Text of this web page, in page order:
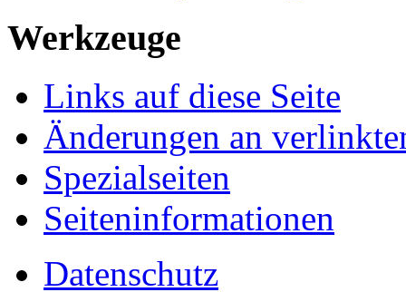
Werkzeuge
Links auf diese Seite
Änderungen an
Spezialseiten
Seiteninformationen
Datenschutz